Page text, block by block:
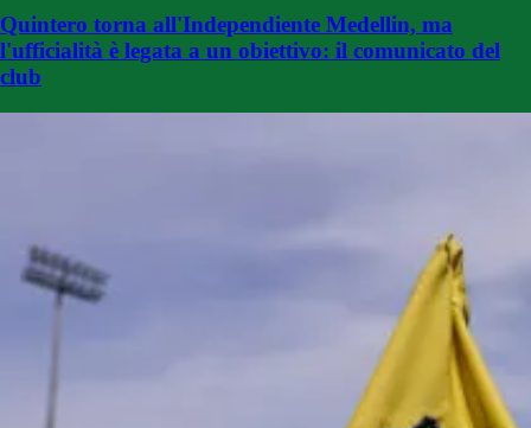
Quintero torna all'Independiente Medellin, ma
l'ufficialità è legata a un obiettivo: il comunicato del
club